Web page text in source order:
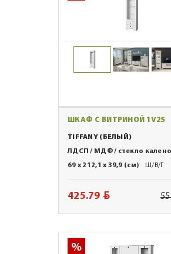
ШКАФ С ВИТРИНОЙ 1V2S
TIFFANY (БЕЛЫЙ)
ЛДСП / МДФ / стекло
69 x 212,1 x 39,9 (см)
Ш/В/Г
425.79 BYN